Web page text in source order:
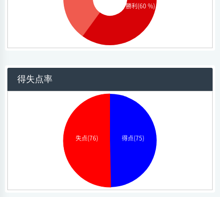
勝利(60 %)
得失点率
得点(75)
失点(76)